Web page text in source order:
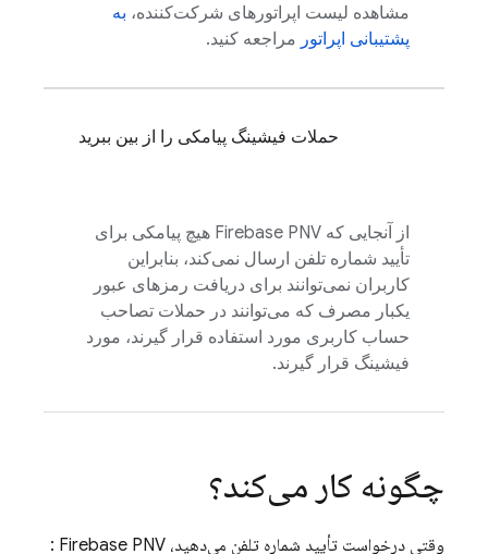
مشاهده لیست اپراتورهای شرکت‌کننده، به
پشتیبانی اپراتور مراجعه کنید.
حملات فیشینگ پیامکی را از بین ببرید
از آنجایی که Firebase PNV هیچ پیامکی برای
تأیید شماره تلفن ارسال نمی‌کند، بنابراین
کاربران نمی‌توانند برای دریافت رمزهای عبور
یکبار مصرف که می‌توانند در حملات تصاحب
حساب کاربری مورد استفاده قرار گیرند، مورد
فیشینگ قرار گیرند.
چگونه کار می‌کند؟
وقتی درخواست تأیید شماره تلفن می‌دهید، Firebase PNV
: